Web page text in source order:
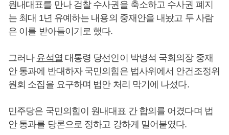
원내대표를 만나 검찰 수사권을 축소하고 수사권 폐지
는 최대 1년 유예하는 내용의 중재안을 내놨고 두 사람
은 이를 받아들이기로 했다.
그러나 윤석열 대통령 당선인이 박병석 국회의장 중재
안 통과에 반대하자 국민의힘은 법사위에서 안건조정위
원회 소집을 요구하며 법안 처리 막기에 나섰다.
민주당은 국민의힘이 원내대표 간 합의를 어겼다며 법
안 통과를 당론으로 정하고 강하게 밀어붙였다.